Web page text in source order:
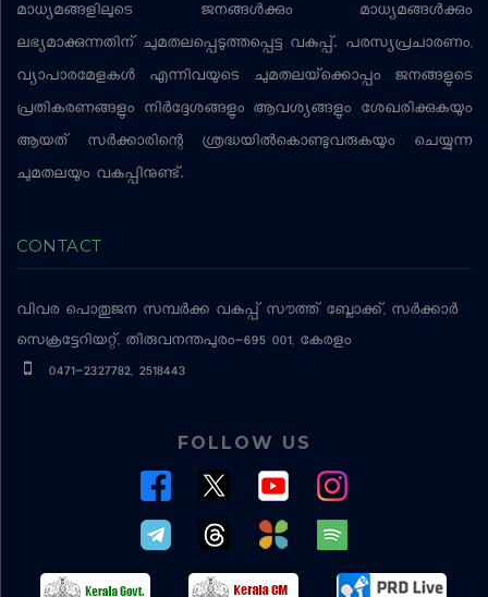
മാധ്യമങ്ങളിലൂടെ ജനങ്ങള്‍ക്കും മാധ്യമങ്ങള്‍ക്കും
ലഭ്യമാക്കുന്നതിന് ചുമതലപ്പെടുത്തപ്പെട്ട വകുപ്പ്. പരസ്യപ്രചാരണം,
വ്യാപാരമേളകള്‍ എന്നിവയുടെ ചുമതലയ്‌ക്കൊപ്പം ജനങ്ങളുടെ
പ്രതികരണങ്ങളും നിര്‍ദ്ദേശങ്ങളും ആവശ്യങ്ങളും ശേഖരിക്കുകയും
ആയത് സര്‍ക്കാരിന്റെ ശ്രദ്ധയില്‍കൊണ്ടുവരുകയും ചെയ്യുന്ന
ചുമതലയും വകുപ്പിനുണ്ട്.
CONTACT
വിവര പൊതുജന സമ്പര്‍ക്ക വകുപ്പ് സൗത്ത് ബ്ലോക്ക്, സര്‍ക്കാര്‍
സെക്രട്ടേറിയറ്റ്, തിരുവനന്തപുരം-695 001, കേരളം
0471-2327782, 2518443
FOLLOW US